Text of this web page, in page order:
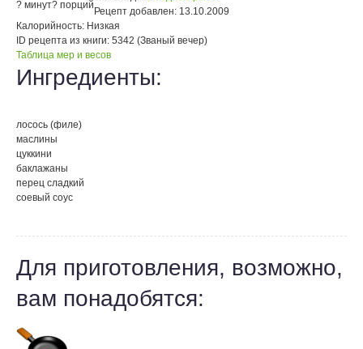
? минут? порций
Рецепт добавлен: 13.10.2009
Калорийность: Низкая
ID рецепта из книги: 5342 (Званый вечер)
Таблица мер и весов
Ингредиенты:
лосось (филе)
маслины
цуккини
баклажаны
перец сладкий
соевый соус
Для приготовления, возможно,
вам понадобятся: